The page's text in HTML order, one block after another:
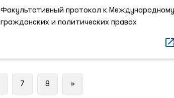
Факультативный протокол к
гражданских и политических правах
7 8 »Next